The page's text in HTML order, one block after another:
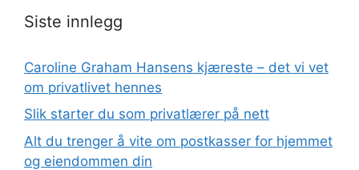
Siste innlegg
Caroline Graham Hansens kjæreste – det vi vet
om privatlivet hennes
Slik starter du som privatlærer på nett
Alt du trenger å vite om postkasser for hjemmet
og eiendommen din